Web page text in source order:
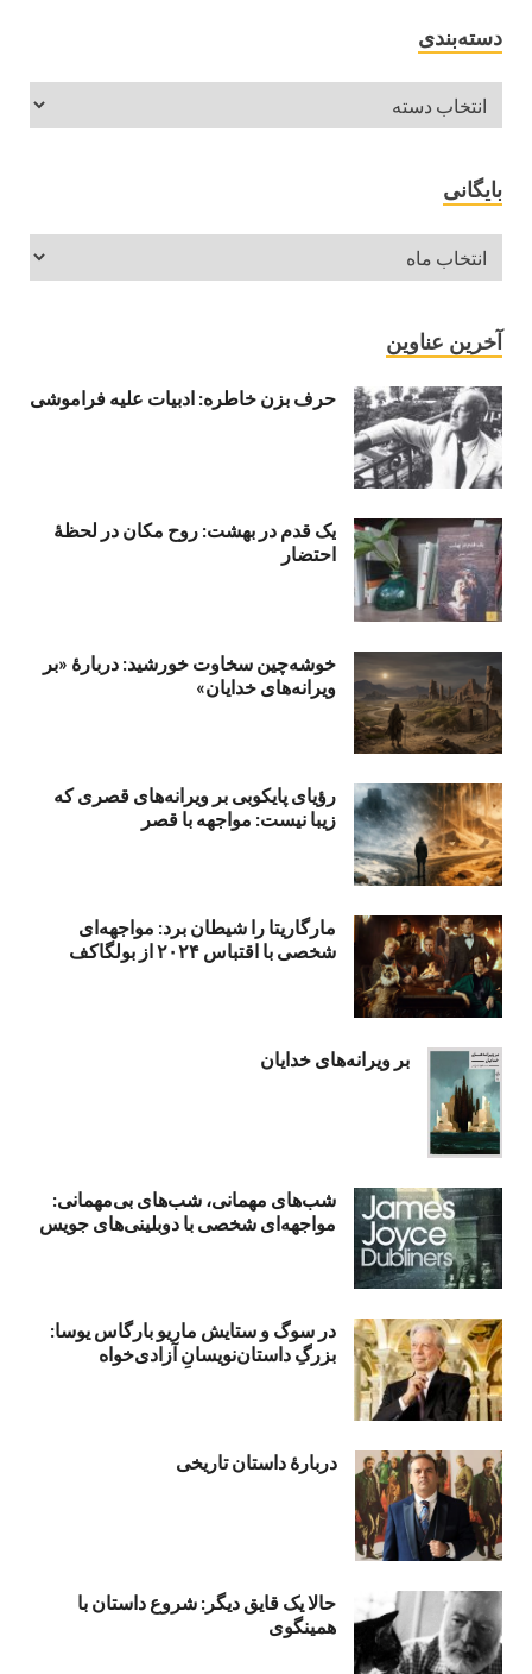
دسته‌بندی
بایگانی
آخرین عناوین
حرف بزن خاطره: ادبیات علیه فراموشی
یک قدم در بهشت: روح مکان در لحظهٔ
احتضار
خوشه‌چین سخاوت خورشید: دربارهٔ «بر
ویرانه‌های خدایان»
رؤیای پایکوبی بر ویرانه‌های قصری که
زیبا نیست: مواجهه با قصر
مارگاریتا را شیطان برد: مواجهه‌ای
شخصی با اقتباس ۲۰۲۴ از بولگاکف
بر ویرانه‌های خدایان
شب‌های مهمانی، شب‌های بی‌مهمانی:
مواجهه‌ای شخصی با دوبلینی‌های جویس
در سوگ و ستایش ماریو بارگاس یوسا:
بزرگِ داستان‌نویسانِ آزادی‌خواه
دربارۀ داستان تاریخی
حالا یک قایق دیگر: شروع داستان با
همینگوی